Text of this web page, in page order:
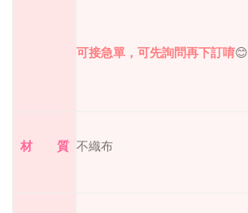
可接急單，可先詢問再下訂唷😊
材 質 不織布